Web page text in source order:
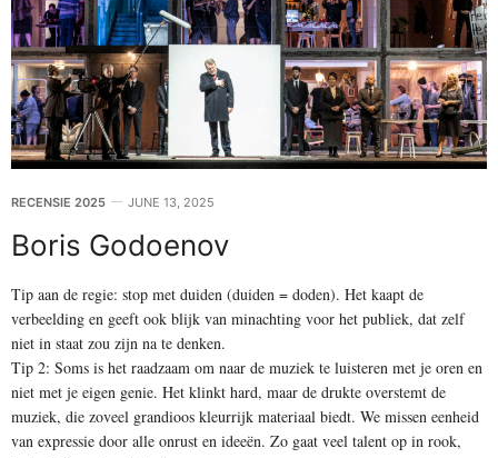
RECENSIE 2025 JUNE 13, 2025
Boris Godoenov
Tip aan de regie: stop met duiden (duiden = doden). Het kaapt de
verbeelding en geeft ook blijk van minachting voor het publiek, dat zelf
niet in staat zou zijn na te denken.
Tip 2: Soms is het raadzaam om naar de muziek te luisteren met je oren en
niet met je eigen genie. Het klinkt hard, maar de drukte overstemt de
muziek, die zoveel grandioos kleurrijk materiaal biedt. We missen eenheid
van expressie door alle onrust en ideeën. Zo gaat veel talent op in rook,